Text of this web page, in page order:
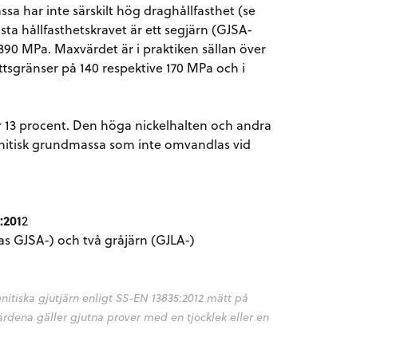
har inte särskilt hög draghållfasthet (se
hållfasthetskravet är ett segjärn (GJSA-
MPa. Maxvärdet är i praktiken sällan över
på 140 respektive 170 MPa och i
procent. Den höga nickelhalten och andra
grundmassa som inte omvandlas vid
2
GJSA-) och två gråjärn (GJLA-)
gjutjärn enligt SS-EN 13835:2012 mätt på
gäller gjutna prover med en tjocklek eller en